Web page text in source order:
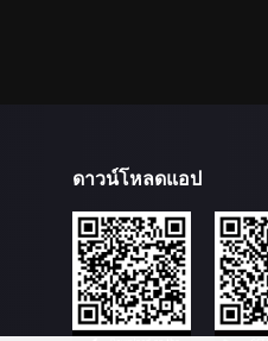
ดาวน์โหลดแอป